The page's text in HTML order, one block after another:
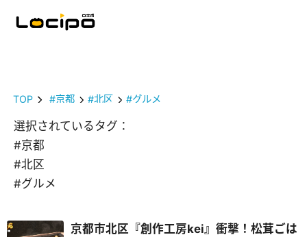
TOP #京都 #北区 #グルメ
選択されているタグ：
#京都
#北区
#グルメ
京都市北区『創作工房kei』衝撃！松茸ごは